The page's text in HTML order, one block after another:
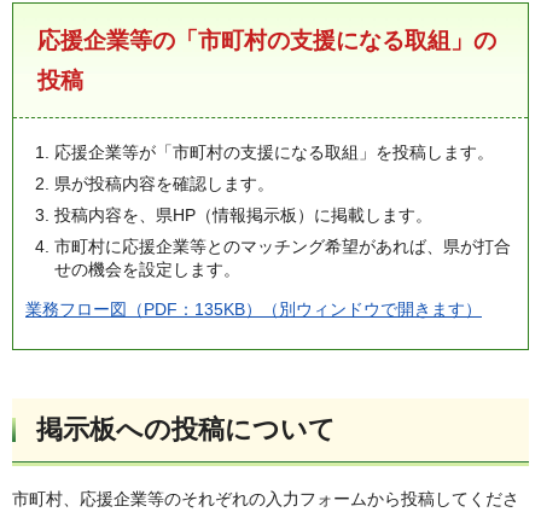
応援企業等の「市町村の支援になる取組」の
投稿
応援企業等が「市町村の支援になる取組」を投稿します。
県が投稿内容を確認します。
投稿内容を、県HP（情報掲示板）に掲載します。
市町村に応援企業等とのマッチング希望があれば、県が打合
せの機会を設定します。
業務フロー図（PDF：135KB）（別ウィンドウで開きます）
​​​掲示板への投稿について
市町村、応援企業等のそれぞれの入力フォームから投稿してくださ